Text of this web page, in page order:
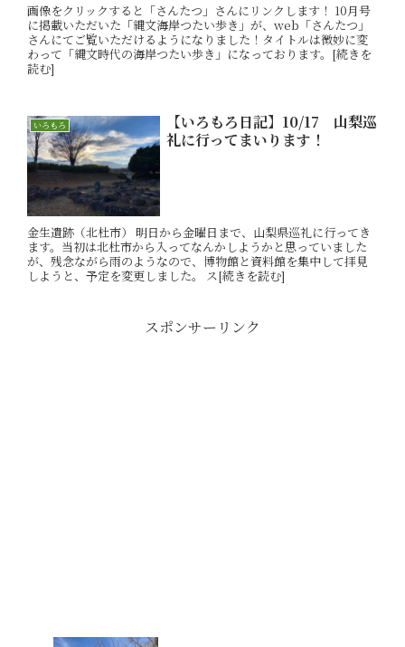
画像をクリックすると「さんたつ」さんにリンクします！ 10月号
に掲載いただいた「縄文海岸つたい歩き」が、web「さんたつ」
さんにてご覧いただけるようになりました！タイトルは微妙に変
わって「縄文時代の海岸つたい歩き」になっております。[続きを
読む]
いろもろ
【いろもろ日記】10/17 山梨巡
礼に行ってまいります！
金生遺跡（北杜市） 明日から金曜日まで、山梨県巡礼に行ってき
ます。当初は北杜市から入ってなんかしようかと思っていました
が、残念ながら雨のようなので、博物館と資料館を集中して拝見
しようと、予定を変更しました。 ス[続きを読む]
スポンサーリンク